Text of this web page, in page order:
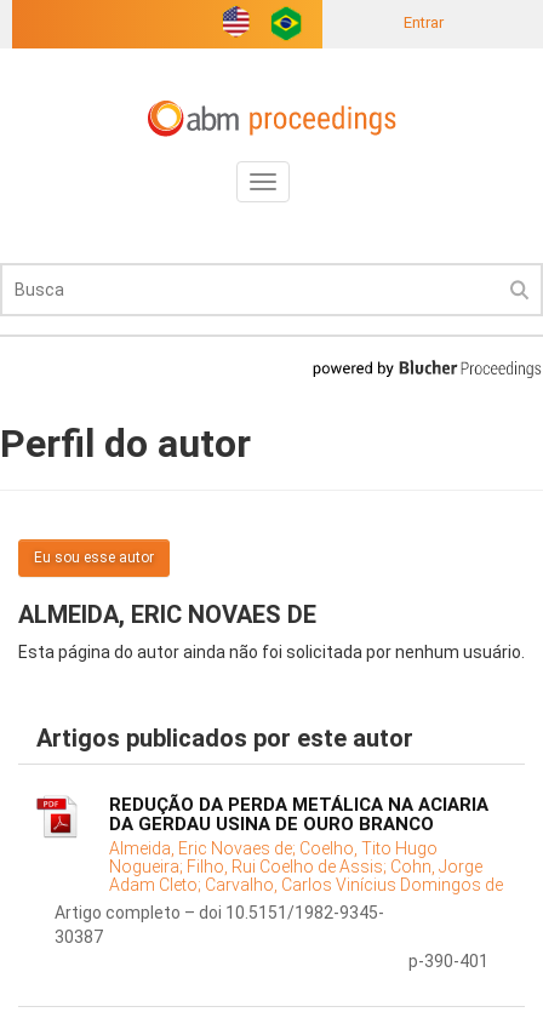
Entrar
Toggle
navigation
Perfil do autor
Eu sou esse autor
ALMEIDA, ERIC NOVAES DE
Esta página do autor ainda não foi solicitada por nenhum usuário.
Artigos publicados por este autor
REDUÇÃO DA PERDA METÁLICA NA ACIARIA
DA GERDAU USINA DE OURO BRANCO
Almeida, Eric Novaes de; Coelho, Tito Hugo
Nogueira; Filho, Rui Coelho de Assis; Cohn, Jorge
Adam Cleto; Carvalho, Carlos Vinícius Domingos de
Artigo completo – doi 10.5151/1982-9345-
30387
p-390-401